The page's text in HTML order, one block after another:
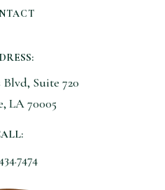
Blvd, Suite 720
LA 70005